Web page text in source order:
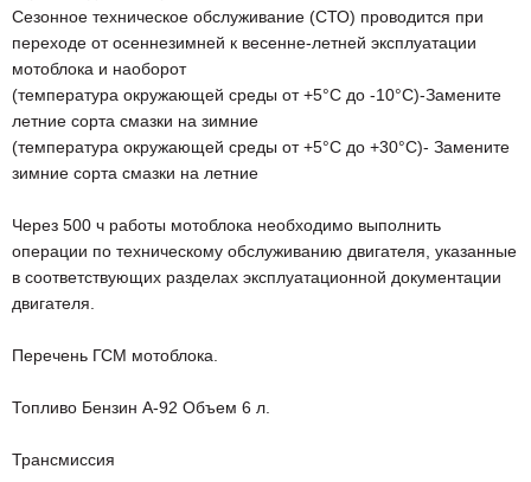
Сезонное техническое обслуживание (СТО) проводится при
переходе от осеннезимней к весенне-летней эксплуатации
мотоблока и наоборот
(температура окружающей среды от +5°С до -10°С)-Замените
летние сорта смазки на зимние
(температура окружающей среды от +5°С до +30°С)- Замените
зимние сорта смазки на летние
Через 500 ч работы мотоблока необходимо выполнить
операции по техническому обслуживанию двигателя, указанные
в соответствующих разделах эксплуатационной документации
двигателя.
Перечень ГСМ мотоблока.
Топливо Бензин А-92 Объем 6 л.
Трансмиссия